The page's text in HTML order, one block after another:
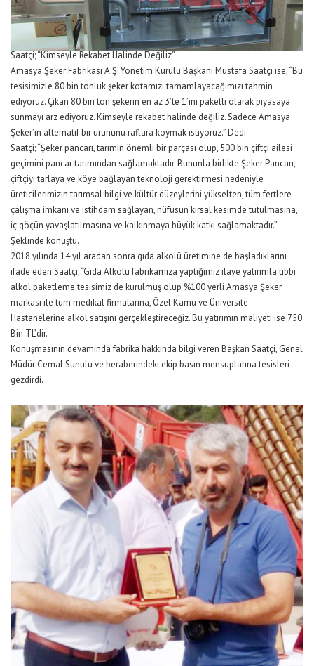
Saatçi; “Kimseyle Rekabet Halinde Değiliz”
Amasya Şeker Fabrikası A.Ş. Yönetim Kurulu Başkanı Mustafa Saatçi ise; “Bu
tesisimizle 80 bin tonluk şeker kotamızı tamamlayacağımızı tahmin
ediyoruz. Çıkan 80 bin ton şekerin en az 3’te 1’ini paketli olarak piyasaya
sunmayı arz ediyoruz. Kimseyle rekabet halinde değiliz. Sadece Amasya
Şeker’in alternatif bir ürününü raflara koymak istiyoruz.” Dedi.
Saatçi; “Şeker pancarı, tarımın önemli bir parçası olup, 500 bin çiftçi ailesi
geçimini pancar tarımından sağlamaktadır. Bununla birlikte Şeker Pancarı,
çiftçiyi tarlaya ve köye bağlayan teknoloji gerektirmesi nedeniyle
üreticilerimizin tarımsal bilgi ve kültür düzeylerini yükselten, tüm fertlere
çalışma imkanı ve istihdam sağlayan, nüfusun kırsal kesimde tutulmasına,
iç göçün yavaşlatılmasına ve kalkınmaya büyük katkı sağlamaktadır.”
Şeklinde konuştu.
2018 yılında 14 yıl aradan sonra gıda alkolü üretimine de başladıklarını
ifade eden Saatçi; “Gıda Alkolü fabrikamıza yaptığımız ilave yatırımla tıbbi
alkol paketleme tesisimiz de kurulmuş olup %100 yerli Amasya Şeker
markası ile tüm medikal firmalarına, Özel Kamu ve Üniversite
Hastanelerine alkol satışını gerçekleştireceğiz. Bu yatırımın maliyeti ise 750
Bin TL’dir.
Konuşmasının devamında fabrika hakkında bilgi veren Başkan Saatçi, Genel
Müdür Cemal Sunulu ve beraberindeki ekip basın mensuplarına tesisleri
gezdirdi.